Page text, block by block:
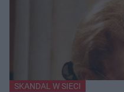
SKANDAL W SIECI